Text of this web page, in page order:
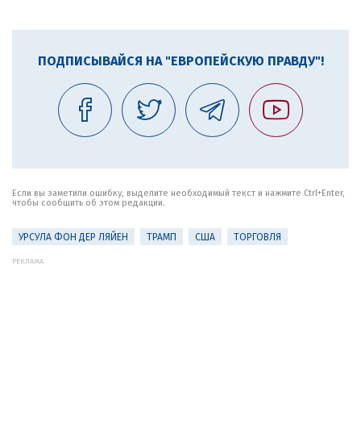
ПОДПИСЫВАЙСЯ НА "ЕВРОПЕЙСКУЮ ПРАВДУ"!
Если вы заметили ошибку, выделите необходимый текст и нажмите Ctrl+Enter,
чтобы сообщить об этом редакции.
УРСУЛА ФОН ДЕР ЛЯЙЕН ТРАМП США ТОРГОВЛЯ
РЕКЛАМА: